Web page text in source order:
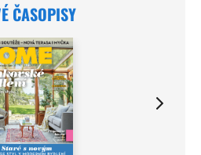
ČASOPISY